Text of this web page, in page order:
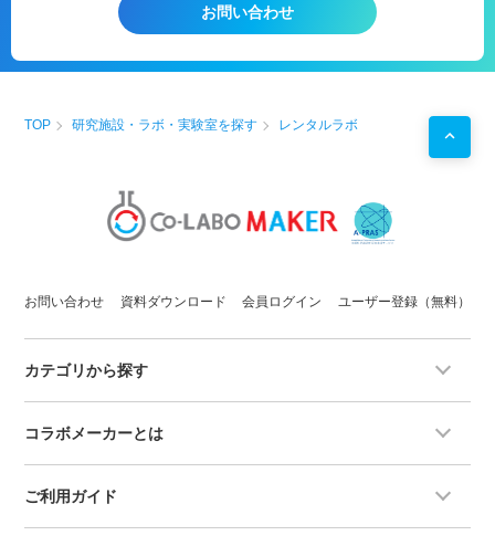
お問い合わせ
TOP 研究施設・ラボ・実験室を探す レンタルラボ
お問い合わせ 資料ダウンロード 会員ログイン ユーザー登録（無料）
カテゴリから探す
コラボメーカーとは
ご利用ガイド